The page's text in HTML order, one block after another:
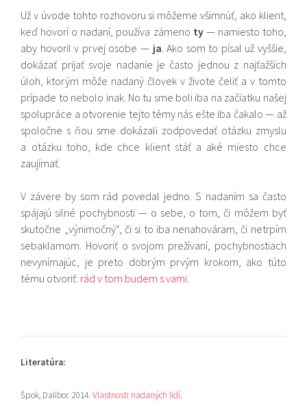
Už v úvode tohto rozhovoru si môžeme všimnúť, ako klient,
keď hovorí o nadaní, používa zámeno ty— namiesto toho,
aby hovoril v prvej osobe — ja . Ako som to písal už vyššie,
dokázať prijať svoje nadanie je často jednou z najťažších
úloh, ktorým môže nadaný človek v živote čeliť a v tomto
prípade to nebolo inak. No tu sme boli iba na začiatku našej
spolupráce a otvorenie tejto témy nás ešte iba čakalo — až
spoločne s ňou sme dokázali zodpovedať otázku zmyslu
a otázku toho, kde chce klient stáť a aké miesto chce
zaujímať.
V závere by som rád povedal jedno. S nadaním sa často
spájajú silné pochybnosti — o sebe, o tom, či môžem byť
skutočne „výnimočný“, či si to iba nenahováram, či netrpím
sebaklamom. Hovoriť o svojom prežívaní, pochybnostiach
nevynímajúc, je preto dobrým prvým krokom, ako túto
tému otvoriť: rád v tom budem s vami
Literatúra:
Špok, Dalibor. 2014.Vlastnosti nadaných lidí.